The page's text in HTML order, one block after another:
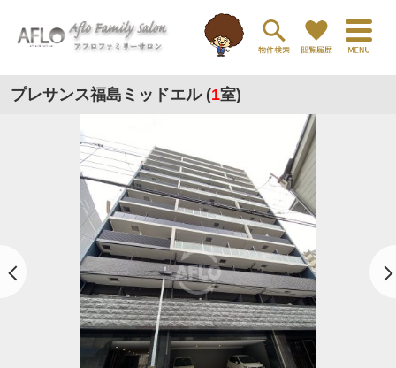
プレサンス福島ミッドエル (1室)